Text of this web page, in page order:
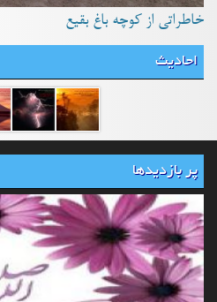
خاطراتی از کوچه باغ بقیع
احادیث
پر بازدیدها